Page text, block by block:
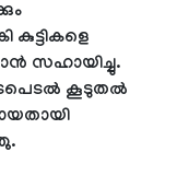
കുട്ടികളെ
സഹായിച്ചു.
കൂടുതല്‍